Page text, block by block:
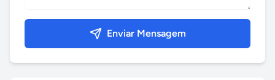
Enviar Mensagem